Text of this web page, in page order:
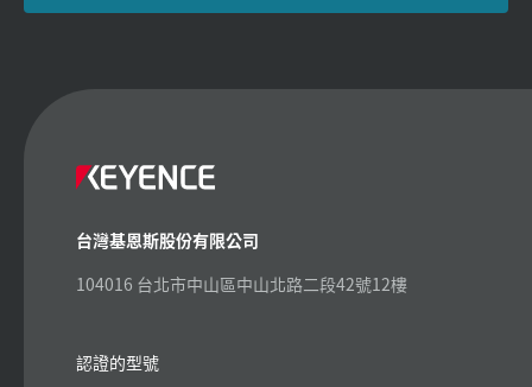
台灣基恩斯股份有限公司
104016 台北市中山區中山北路二段42號12樓
認證的型號